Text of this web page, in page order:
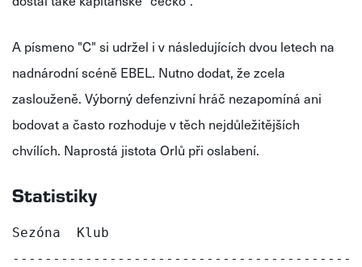
A písmeno "C" si udržel i v následujících dvou letech na
nadnárodní scéně EBEL. Nutno dodat, že zcela
zaslouženě. Výborný defenzivní hráč nezapomíná ani
bodovat a často rozhoduje v těch nejdůležitějších
chvílích. Naprostá jistota Orlů při oslabení.
Statistiky
Sezóna  Klub